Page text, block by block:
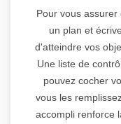
Pour vous
un plan et
d'atteindre vos
Une liste de
pouvez cocher
vous les
accompli renforce